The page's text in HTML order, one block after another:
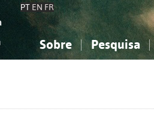
PT EN FR
Sobre Pesquisa